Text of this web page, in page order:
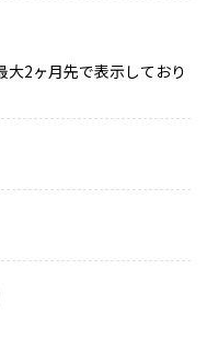
2ヶ月先で表示しており